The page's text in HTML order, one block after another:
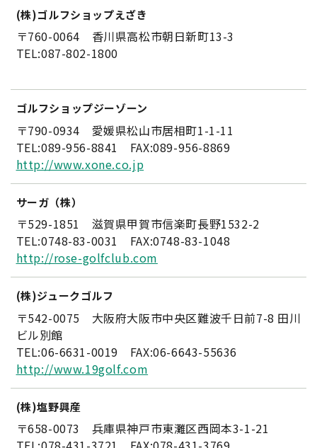
(株)ゴルフショップえざき
〒760-0064 香川県高松市朝日新町13-3
TEL:087-802-1800
ゴルフショップジーゾーン
〒790-0934 愛媛県松山市居相町1-1-11
TEL:089-956-8841 FAX:089-956-8869
http://www.xone.co.jp
サーガ（株）
〒529-1851 滋賀県甲賀市信楽町長野1532-2
TEL:0748-83-0031 FAX:0748-83-1048
http://rose-golfclub.com
(株)ジュークゴルフ
〒542-0075 大阪府大阪市中央区難波千日前7-8 田川
ビル別館
TEL:06-6631-0019 FAX:06-6643-55636
http://www.19golf.com
(株)塩野興産
〒658-0073 兵庫県神戸市東灘区西岡本3-1-21